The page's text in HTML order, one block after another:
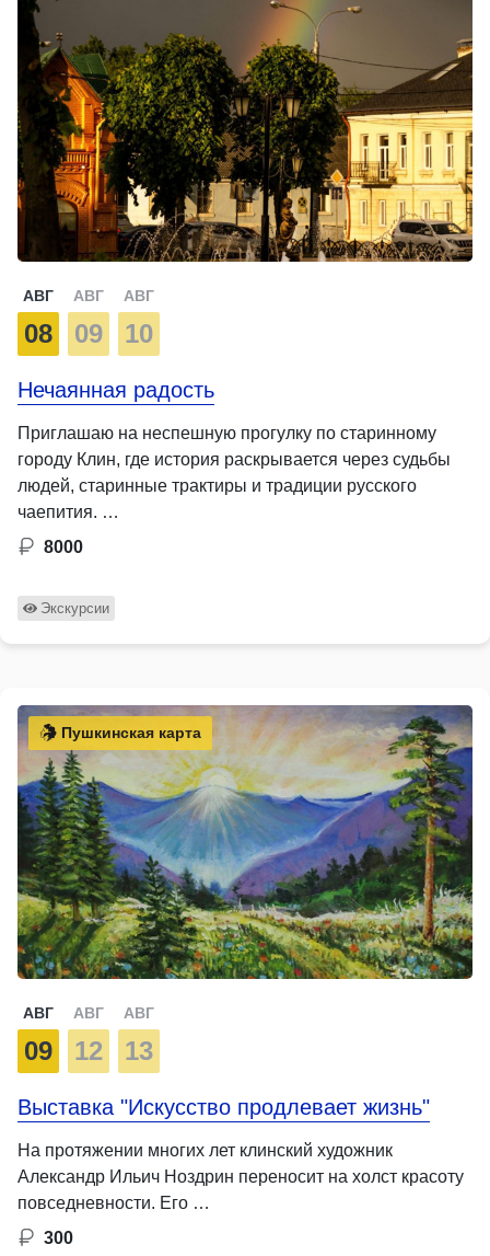
АВГ
08
АВГ
09
АВГ
10
Нечаянная радость
Приглашаю на неспешную прогулку по старинному
городу Клин, где история раскрывается через судьбы
людей, старинные трактиры и традиции русского
чаепития. …
8000
Экскурсии
Пушкинская карта
АВГ
09
АВГ
12
АВГ
13
Выставка "Искусство продлевает жизнь"
На протяжении многих лет клинский художник
Александр Ильич Ноздрин переносит на холст красоту
повседневности. Его …
300